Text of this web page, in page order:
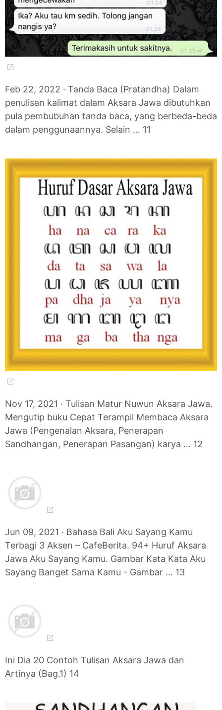
Feb 22, 2022 · Tanda Baca (Pratandha) Dalam
penulisan kalimat dalam Aksara Jawa dibutuhkan
pula pembubuhan tanda baca, yang berbeda-beda
dalam penggunaannya. Selain … 11
Nov 17, 2021 · Tulisan Matur Nuwun Aksara Jawa.
Mengutip buku Cepat Terampil Membaca Aksara
Jawa (Pengenalan Aksara, Penerapan
Sandhangan, Penerapan Pasangan) karya … 12
Jun 09, 2021 · Bahasa Bali Aku Sayang Kamu
Terbagi 3 Aksen – CafeBerita. 94+ Huruf Aksara
Jawa Aku Sayang Kamu. Gambar Kata Kata Aku
Sayang Banget Sama Kamu - Gambar … 13
Ini Dia 20 Contoh Tulisan Aksara Jawa dan
Artinya (Bag.1) 14